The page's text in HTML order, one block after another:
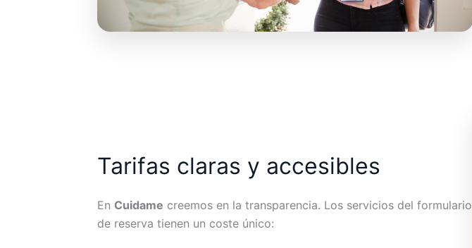
Tarifas claras y accesibles
En Cuidame creemos en la transparencia. Los servicios del formulario
de reserva tienen un coste único: